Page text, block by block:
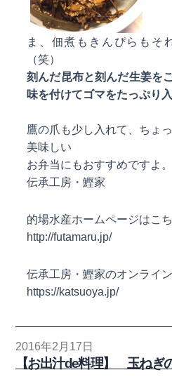
ま、佃煮もきんぴらもそ
（笑）
刻んだ昆布と刻んだ生姜を
味を付けてゴマをたっぷり入
鷹の爪も少し入れて、ちょ
美味しい
お弁当にもおすすめですよ。
伝承工房・鰹家
的場水産ホームページはこち
http://futamaru.jp/
伝承工房・鰹家のオンライ
https://katsuoya.jp/
2016年2月17日
【お出汁de料理】 玉ねぎ